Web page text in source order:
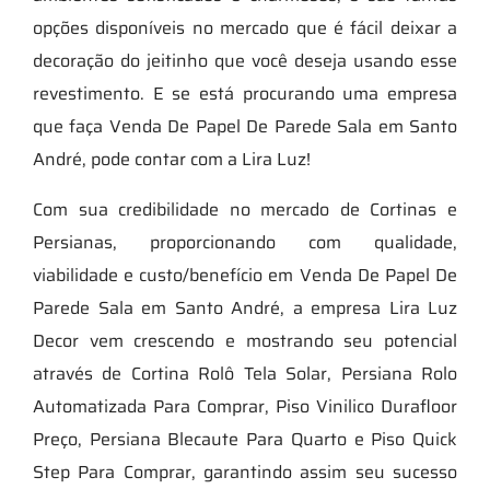
opções disponíveis no mercado que é fácil deixar a
decoração do jeitinho que você deseja usando esse
revestimento. E se está procurando uma empresa
que faça Venda De Papel De Parede Sala em Santo
André, pode contar com a Lira Luz!
Com sua credibilidade no mercado de Cortinas e
Persianas, proporcionando com qualidade,
viabilidade e custo/benefício em Venda De Papel De
Parede Sala em Santo André, a empresa Lira Luz
Decor vem crescendo e mostrando seu potencial
através de Cortina Rolô Tela Solar, Persiana Rolo
Automatizada Para Comprar, Piso Vinilico Durafloor
Preço, Persiana Blecaute Para Quarto e Piso Quick
Step Para Comprar, garantindo assim seu sucesso